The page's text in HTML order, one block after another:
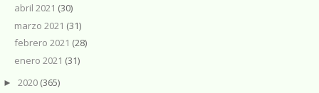
abril 2021 (30)
marzo 2021 (31)
febrero 2021 (28)
enero 2021 (31)
► 2020 (365)